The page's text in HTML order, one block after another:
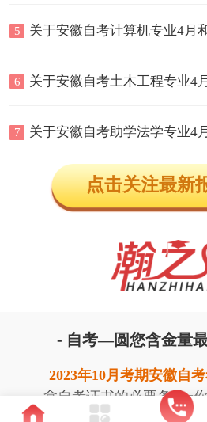
5 关于安徽自考计算机专业4月
6 关于安徽自考土木工程专业4
7 关于安徽自考助学法学专业4
点击关注最新
- 自考—圆您含金量
2023年10月考期安徽自
拿自考证书的必要条件=
合让我们的平时成绩无